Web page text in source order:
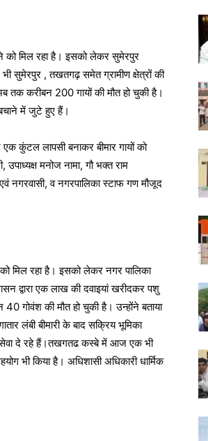
को मिल रहा है। इसको लेकर सुमेरपुर
सुमेरपुर , तखतगढ़ समेत ग्रामीण क्षेत्रों की
तक करीबन 200 गायों की मौत हो चुकी है।
में जुटे हुए हैं।
कुंटल लापसी बनाकर बीमार गायों को
मनोज नामा, गौ भक्त राम
नगरवासी, व नगरपालिका स्टाफ गण मौजूद
मिल रहा है। इसको लेकर नगर पालिका
द्वारा एक लाख की दवाइयां खरीदकर पशु
गोवंश की मौत हो चुकी है। उन्होंने बताया
लंबी बीमारी के बाद सक्रिय भूमिका
सेवा दे रहे हैं।तखगतढ कस्बे में आज एक भी
भी किया है। अधिशासी अधिकारी धार्मिक